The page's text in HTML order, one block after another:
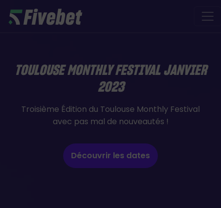
TOULOUSE MONTHLY FESTIVAL JANVIER
2023
Troisième Édition du Toulouse Monthly Festival
avec pas mal de nouveautés !
Découvrir les dates